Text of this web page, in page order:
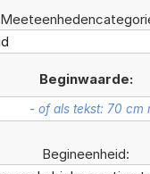
Beginwaarde:
Begineenheid: